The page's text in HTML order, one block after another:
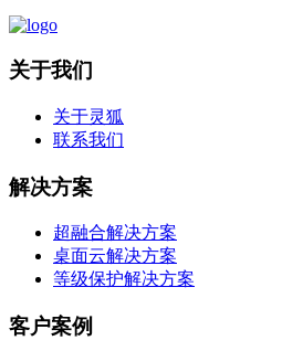
关于我们
关于灵狐
联系我们
解决方案
超融合解决方案
桌面云解决方案
等级保护解决方案
客户案例